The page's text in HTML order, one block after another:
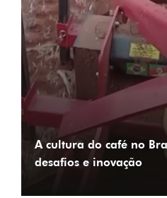
A cultura do café no
desafios e inovação